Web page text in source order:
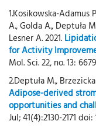
1.Kosikowska-Adamus
A., Golda A., Deptuła
Lesner A. 2021.
for Activity
Mol. Sci. 22, no. 13:
2.Deptuła M.,
Adipose-derived
opportunities and
Jul; 41(4):2130-2171